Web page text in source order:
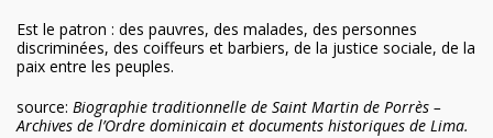
Est le patron : des pauvres, des malades, des personnes
discriminées, des coiffeurs et barbiers, de la justice sociale, de la
paix entre les peuples.
source: Biographie traditionnelle de Saint Martin de Porrès –
Archives de l’Ordre dominicain et documents historiques de Lima.